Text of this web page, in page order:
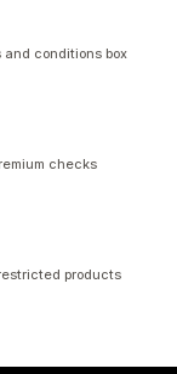
conditions box
checks
products